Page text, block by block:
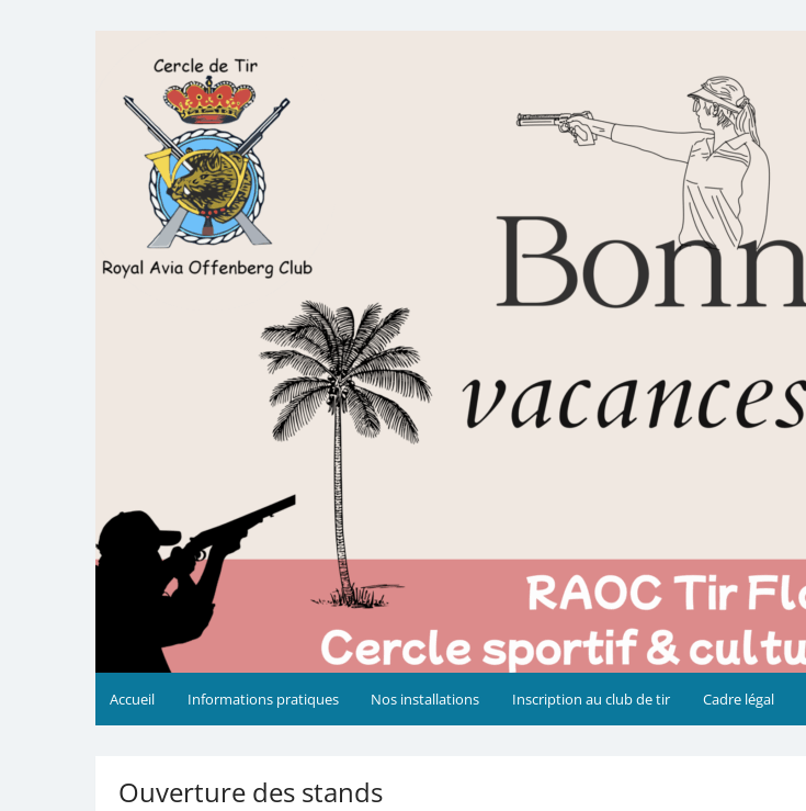
Royal AOC Florennes
Section TIR de l'AVIA
Accueil Informations pratiques Nos installations Inscription au club de tir Cadre légal
Ouverture des stands